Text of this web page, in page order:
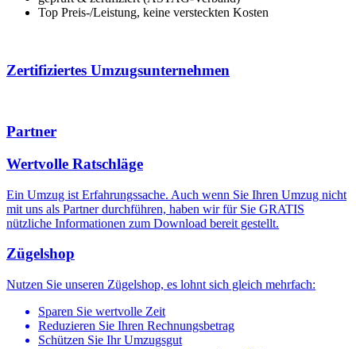
Top Preis-/Leistung, keine versteckten Kosten
Zertifiziertes Umzugsunternehmen
Partner
Wertvolle Ratschläge
Ein Umzug ist Erfahrungssache. Auch wenn Sie Ihren Umzug nicht
mit uns als Partner durchführen, haben wir für Sie GRATIS
nützliche Informationen zum Download bereit gestellt.
Zügelshop
Nutzen Sie unseren Zügelshop, es lohnt sich gleich mehrfach:
Sparen Sie wertvolle Zeit
Reduzieren Sie Ihren Rechnungsbetrag
Schützen Sie Ihr Umzugsgut